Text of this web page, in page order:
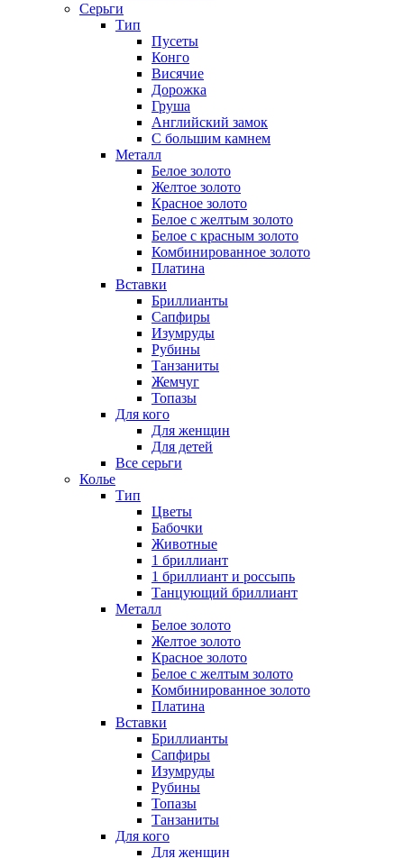
Серьги
Тип
Пусеты
Конго
Висячие
Дорожка
Груша
Английский замок
С большим камнем
Металл
Белое золото
Желтое золото
Красное золото
Белое с желтым золото
Белое с красным золото
Комбинированное золото
Платина
Вставки
Бриллианты
Сапфиры
Изумруды
Рубины
Танзаниты
Жемчуг
Топазы
Для кого
Для женщин
Для детей
Все серьги
Колье
Тип
Цветы
Бабочки
Животные
1 бриллиант
1 бриллиант и россыпь
Танцующий бриллиант
Металл
Белое золото
Желтое золото
Красное золото
Белое с желтым золото
Комбинированное золото
Платина
Вставки
Бриллианты
Сапфиры
Изумруды
Рубины
Топазы
Танзаниты
Для кого
Для женщин